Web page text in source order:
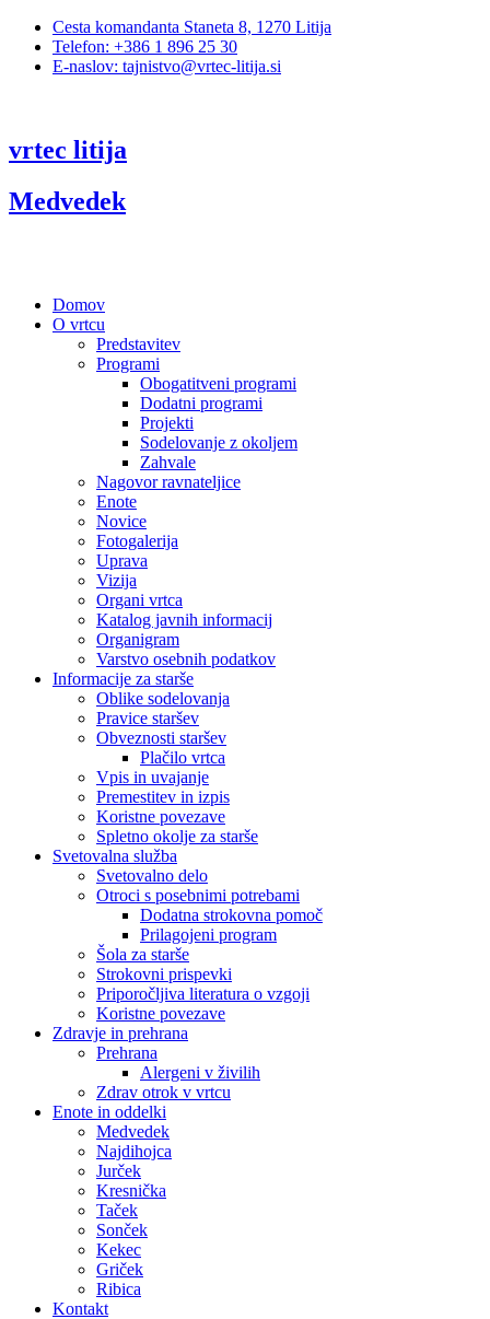
Cesta komandanta Staneta 8, 1270 Litija
Telefon: +386 1 896 25 30
E-naslov: tajnistvo@vrtec-litija.si
vrtec litija
Medvedek
Domov
O vrtcu
Predstavitev
Programi
Obogatitveni programi
Dodatni programi
Projekti
Sodelovanje z okoljem
Zahvale
Nagovor ravnateljice
Enote
Novice
Fotogalerija
Uprava
Vizija
Organi vrtca
Katalog javnih informacij
Organigram
Varstvo osebnih podatkov
Informacije za starše
Oblike sodelovanja
Pravice staršev
Obveznosti staršev
Plačilo vrtca
Vpis in uvajanje
Premestitev in izpis
Koristne povezave
Spletno okolje za starše
Svetovalna služba
Svetovalno delo
Otroci s posebnimi potrebami
Dodatna strokovna pomoč
Prilagojeni program
Šola za starše
Strokovni prispevki
Priporočljiva literatura o vzgoji
Koristne povezave
Zdravje in prehrana
Prehrana
Alergeni v živilih
Zdrav otrok v vrtcu
Enote in oddelki
Medvedek
Najdihojca
Jurček
Kresnička
Taček
Sonček
Kekec
Griček
Ribica
Kontakt